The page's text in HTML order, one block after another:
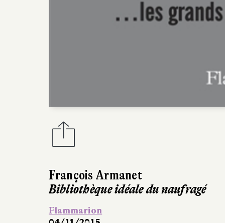
Une certaine vision du monde
Traduit de l’italien par Vincent
29/10/2015
230 pages, 19,50 €
Librairie Gwalarn (Lannion)